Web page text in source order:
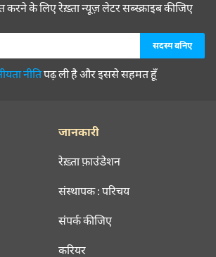
करने के लिए रेख़्ता न्यूज़ लेटर सब्स्क्राइब कीजिए
नीतिपढ़ ली है और इससे सहमत हूँ
जानकारी
रेख़्ता फ़ाउंडेशन
संस्थापक : परिचय
संपर्क कीजिए
करियर